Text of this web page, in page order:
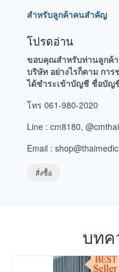
สำหรับลูกค้าคนสำคัญ
โปรดอ่าน
ขอบคุณสำหรับท่านลูกค้า
บริษัท อย่างไรก็ตาม กา
ได้ชำระเข้าบัญชี ชื่อบัญชี
โทร 061-980-2020
Line : cm8180,
Email :
สั่งซื้อ
บทค